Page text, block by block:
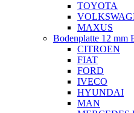
TOYOTA
MAXUS
Bodenplatte 12 mm
CITROEN
FIAT
FORD
IVECO
HYUNDAI
MAN